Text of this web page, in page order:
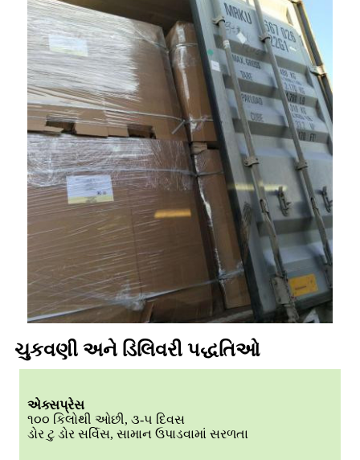
ચુકવણી અને ડિલિવરી પદ્ધતિઓ
એક્સપ્રેસ
૧૦૦ કિલોથી ઓછી, ૩-૫ દિવસ
ડોર ટુ ડોર સર્વિસ, સામાન ઉપાડવામાં સરળતા